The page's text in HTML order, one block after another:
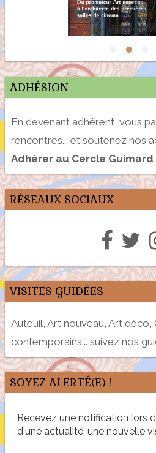
ADHÉSION
En devenant adhérent, vous
rencontres... et soutenez nos
Adhérer au Cercle Guimard
RÉSEAUX SOCIAUX
VISITES GUIDÉES
Auteuil, Art nouveau, Art déco,
contemporains... suivez nos
SOYEZ ALERTÉ(E) !
Recevez une notification lors
d'une actualité, une nouvelle